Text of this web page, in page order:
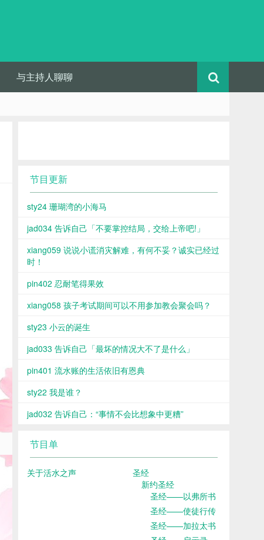
与主持人聊聊
节目更新
sty24 珊瑚湾的小海马
jad034 告诉自己「不要掌控结局，交给上帝吧!」
xiang059 说说小谎消灾解难，有何不妥？诚实已经过
时！
pin402 忍耐笔得果效
xiang058 孩子考试期间可以不用参加教会聚会吗？
sty23 小云的诞生
jad033 告诉自己「最坏的情况大不了是什么」
pin401 流水账的生活依旧有恩典
sty22 我是谁？
jad032 告诉自己：“事情不会比想象中更糟”
节目单
关于活水之声
圣经
新约圣经
圣经——以弗所书
圣经——使徒行传
圣经——加拉太书